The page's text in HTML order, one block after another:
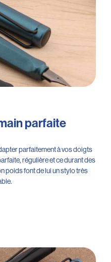
parfaite
parfaitement à vos doigts
régulière et ce durant des
poids font de lui un stylo très